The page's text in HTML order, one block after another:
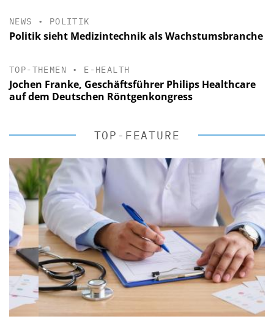
NEWS • POLITIK
Politik sieht Medizintechnik als Wachstumsbranche
TOP-THEMEN • E-HEALTH
Jochen Franke, Geschäftsführer Philips Healthcare
auf dem Deutschen Röntgenkongress
TOP-FEATURE